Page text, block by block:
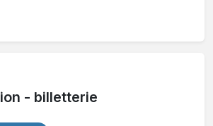
- billetterie